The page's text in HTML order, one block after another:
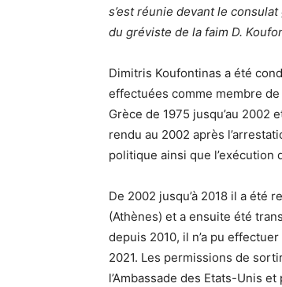
s’est réunie devant le
du gréviste de la faim D.
Dimitris Koufontinas a été
effectuées comme membre
Grèce de 1975 jusqu’au 2002
rendu au 2002 après
politique ainsi que l’exécution
De 2002 jusqu’à 2018 il a été
(Athènes) et a ensuite été
depuis 2010, il n’a pu
2021. Les permissions de
l’Ambassade des Etats-Unis